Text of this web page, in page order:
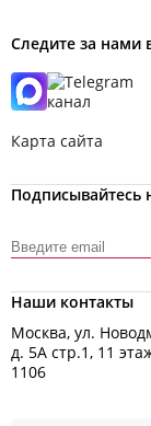
Следите за нами
Карта сайта
Подписывайтесь
Наши контакты
Москва, ул.
д. 5А стр.1, 11
1106